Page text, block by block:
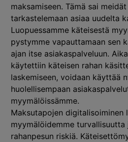
maksamiseen. Tämä sai
tarkastelemaan asiaa uudelta
Luopuessamme käteisestä
pystymme vapauttamaan sen
ajan itse asiakaspalveluun.
käytettiin käteisen rahan
laskemiseen, voidaan käyttää
huolellisempaan
myymälöissämme.
Maksutapojen digitalisoiminen
myymälöidemme turvallisuutta
rahanpesun riskiä.